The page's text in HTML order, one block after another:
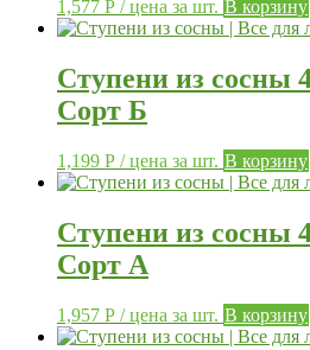
1,577 Р / цена за шт. В корзину
Ступени из сосны
Сорт Б
1,199 Р / цена за шт. В корзину
Ступени из сосны
Сорт А
1,957 Р / цена за шт. В корзину